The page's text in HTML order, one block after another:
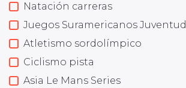
Natación carreras
Juegos Suramericanos Juventud
Atletismo sordolímpico
Ciclismo pista
Asia Le Mans Series